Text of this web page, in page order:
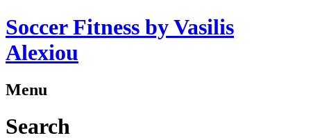
Soccer Fitness by Vasilis
Alexiou
Menu
Search